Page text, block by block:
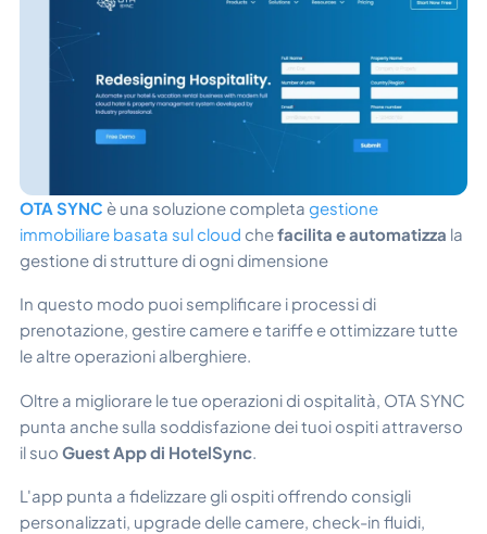
OTA SYNC è una soluzione completa gestione
immobiliare basata sul cloud chefacilita e automatizza la
gestione di strutture di ogni dimensione
In questo modo puoi semplificare i processi di
prenotazione, gestire camere e tariffe e ottimizzare tutte
le altre operazioni alberghiere.
Oltre a migliorare le tue operazioni di ospitalità, OTA SYNC
punta anche sulla soddisfazione dei tuoi ospiti attraverso
il suo Guest App di HotelSync.
L'app punta a fidelizzare gli ospiti offrendo consigli
personalizzati, upgrade delle camere, check-in fluidi,